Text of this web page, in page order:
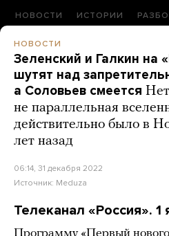
НОВОСТИ ИСТОРИИ
НОВОСТИ
Зеленский и Галкин на
шутят над
а Соловьев смеется
не параллельная
действительно было в
лет назад
06:14, 31 декабря 2022
Источник: Meduza
Телеканал «Россия». 1
Программу «Первый